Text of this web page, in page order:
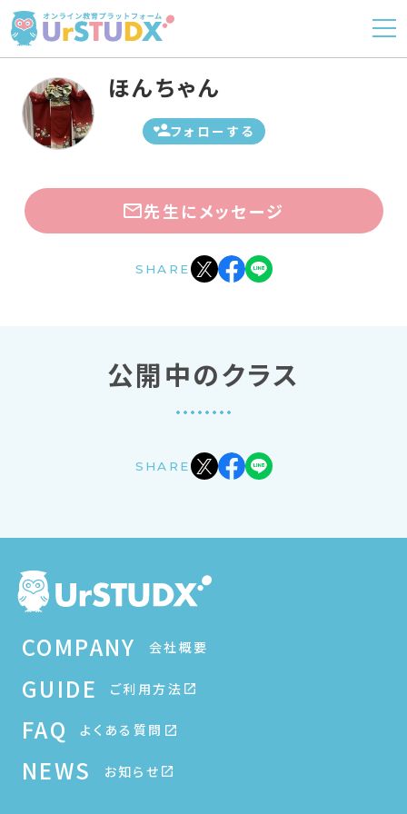
フォローする
ほんちゃん
先生にメッセージ
SHARE
公開中のクラス
SHARE
COMPANY 会社概要
GUIDE ご利用方法
FAQ よくある質問
NEWS お知らせ